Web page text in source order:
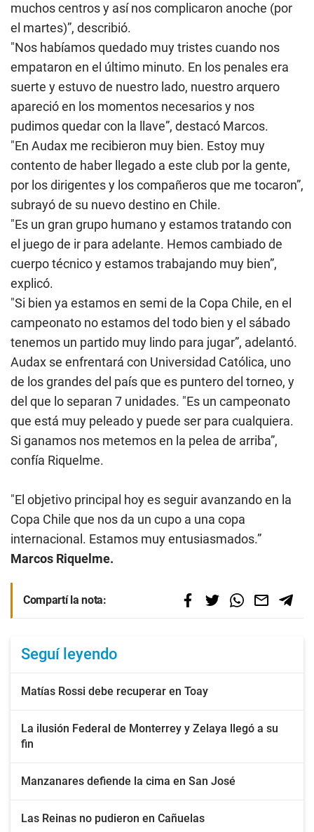
muchos centros y así nos complicaron anoche (por
el martes)”, describió.
"Nos habíamos quedado muy tristes cuando nos
empataron en el último minuto. En los penales era
suerte y estuvo de nuestro lado, nuestro arquero
apareció en los momentos necesarios y nos
pudimos quedar con la llave”, destacó Marcos.
"En Audax me recibieron muy bien. Estoy muy
contento de haber llegado a este club por la gente,
por los dirigentes y los compañeros que me tocaron”,
subrayó de su nuevo destino en Chile.
"Es un gran grupo humano y estamos tratando con
el juego de ir para adelante. Hemos cambiado de
cuerpo técnico y estamos trabajando muy bien”,
explicó.
"Si bien ya estamos en semi de la Copa Chile, en el
campeonato no estamos del todo bien y el sábado
tenemos un partido muy lindo para jugar”, adelantó.
Audax se enfrentará con Universidad Católica, uno
de los grandes del país que es puntero del torneo, y
del que lo separan 7 unidades. "Es un campeonato
que está muy peleado y puede ser para cualquiera.
Si ganamos nos metemos en la pelea de arriba”,
confía Riquelme.
"El objetivo principal hoy es seguir avanzando en la
Copa Chile que nos da un cupo a una copa
internacional. Estamos muy entusiasmados.”
Marcos Riquelme.
Compartí la nota:
Seguí leyendo
Matías Rossi debe recuperar en Toay
La ilusión Federal de Monterrey y Zelaya llegó a su
fin
Manzanares defiende la cima en San José
Las Reinas no pudieron en Cañuelas